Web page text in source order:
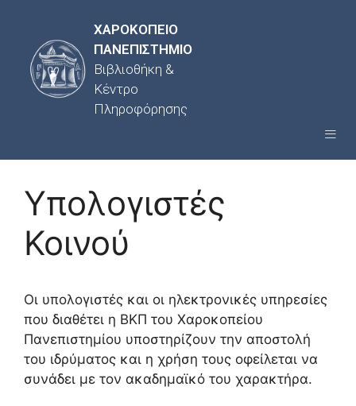
ΧΑΡΟΚΟΠΕΙΟ
ΠΑΝΕΠΙΣΤΗΜΙΟ
Βιβλιοθήκη &
Κέντρο
Πληροφόρησης
Υπολογιστές
Κοινού
Οι υπολογιστές και οι ηλεκτρονικές υπηρεσίες
που διαθέτει η ΒΚΠ του Χαροκοπείου
Πανεπιστημίου υποστηρίζουν την αποστολή
του ιδρύματος και η χρήση τους οφείλεται να
συνάδει με τον ακαδημαϊκό του χαρακτήρα.